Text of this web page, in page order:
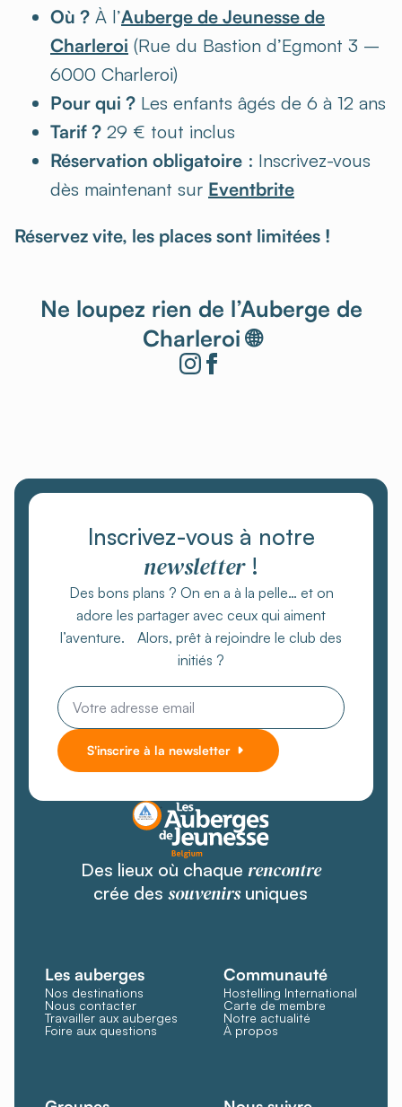
Où ? À l’Auberge de Jeunesse de
Charleroi (Rue du Bastion d’Egmont 3 –
6000 Charleroi)
Pour qui ? Les enfants âgés de 6 à 12 ans
Tarif ? 29 € tout inclus
Réservation obligatoire : Inscrivez-vous
dès maintenant sur Eventbrite
Réservez vite, les places sont limitées !
Ne loupez rien de l’Auberge de
Charleroi 🌐
Inscrivez-vous à notre
newsletter!
Des bons plans ? On en a à la pelle… et on
adore les partager avec ceux qui aiment
l’aventure. Alors, prêt à rejoindre le club des
initiés ?
Email
S'inscrire à la newsletter
Des lieux où chaque rencontre
crée dessouvenirsuniques
Les auberges
Nos destinations
Nous contacter
Travailler aux auberges
Foire aux questions
Communauté
Hostelling International
Carte de membre
Notre actualité
À propos